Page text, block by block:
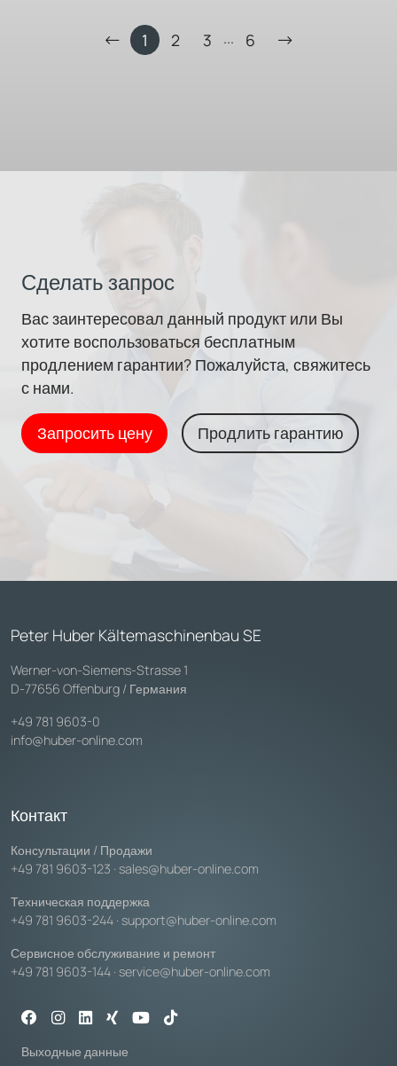
1 2 3 ... 6
Сделать запрос
Вас заинтересовал данный продукт или Вы
хотите воспользоваться бесплатным
продлением гарантии? Пожалуйста, свяжитесь
с нами.
Запросить цену Продлить гарантию
Peter Huber Kältemaschinenbau SE
Werner-von-Siemens-Strasse 1
D-77656 Offenburg / Германия
+49 781 9603-0
info@huber-online.com
Контакт
Консультации / Продажи
+49 781 9603-123 · sales@huber-online.com
Техническая поддержка
+49 781 9603-244 · support@huber-online.com
Сервисное обслуживание и ремонт
+49 781 9603-144 · service@huber-online.com
Выходные данные